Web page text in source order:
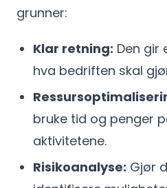
grunner:
Klar retning: Den gir
hva bedriften skal
bruke tid og penger
aktivitetene.
Risikoanalyse: Gjør